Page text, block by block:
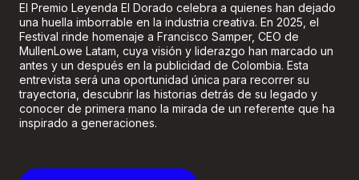
El Premio Leyenda El Dorado celebra a quienes han dejado
una huella imborrable en la industria creativa. En 2025, el
Festival rinde homenaje a Francisco Samper, CEO de
MullenLowe Latam, cuya visión y liderazgo han marcado un
antes y un después en la publicidad de Colombia. Esta
entrevista será una oportunidad única para recorrer su
trayectoria, descubrir las historias detrás de su legado y
conocer de primera mano la mirada de un referente que ha
inspirado a generaciones.